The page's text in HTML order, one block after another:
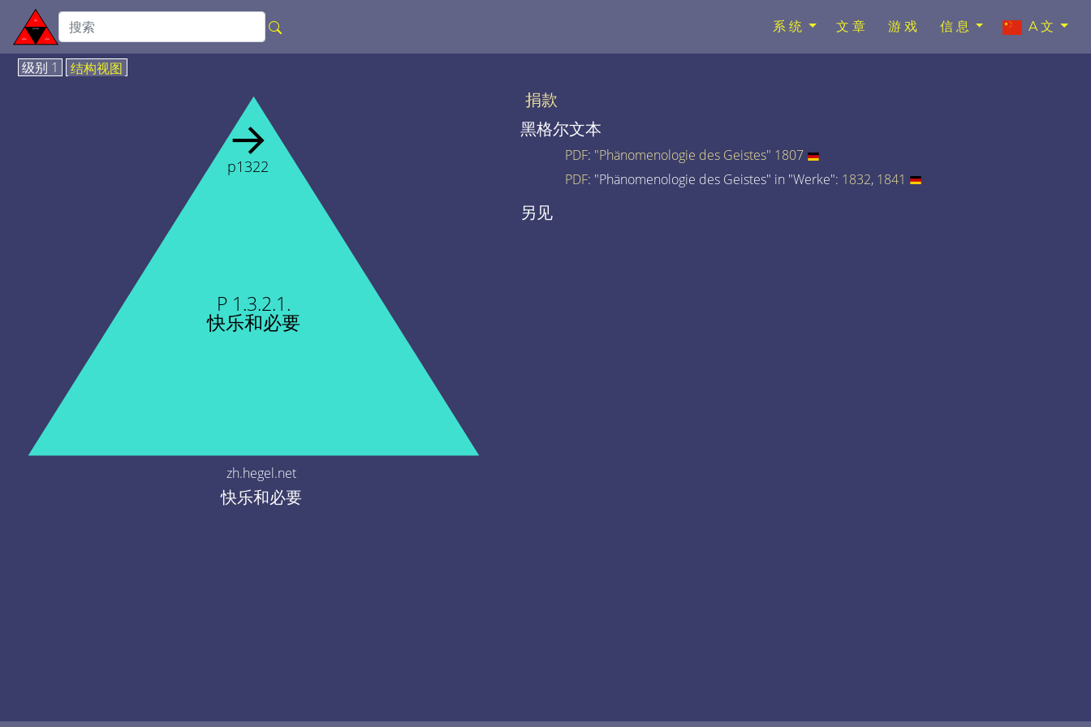
系统 文章 游戏 信息 A文
级别 1 结构视图
P 1.3.2.1.
快乐和必要
→
p1322
zh.hegel.net
快乐和必要
捐款
黑格尔文本
PDF: "Phänomenologie des Geistes" 1807
PDF: "Phänomenologie des Geistes" in "Werke": 1832, 1841
另见